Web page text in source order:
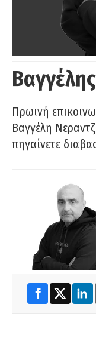
Πρωινή
Βαγγέλη
πηγαίνετε